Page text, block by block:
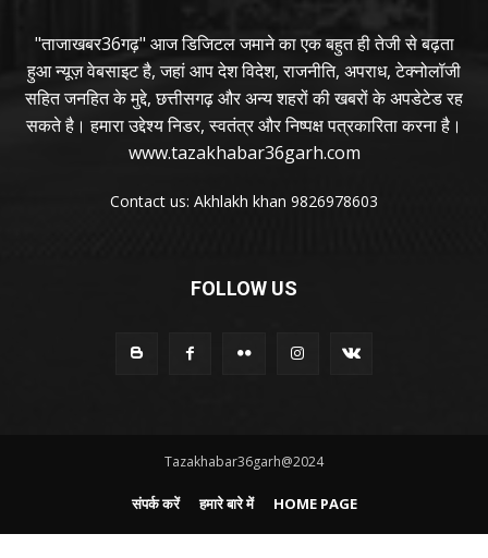
"ताजाखबर36गढ़" आज डिजिटल जमाने का एक बहुत ही तेजी से बढ़ता
हुआ न्यूज़ वेबसाइट है, जहां आप देश विदेश, राजनीति, अपराध, टेक्नोलॉजी
सहित जनहित के मुद्दे, छत्तीसगढ़ और अन्य शहरों की खबरों के अपडेटेड रह
सकते है। हमारा उद्देश्य निडर, स्वतंत्र और निष्पक्ष पत्रकारिता करना है।
www.tazakhabar36garh.com
Contact us: Akhlakh khan 9826978603
FOLLOW US
Tazakhabar36garh@2024
संपर्क करें हमारे बारे में HOME PAGE